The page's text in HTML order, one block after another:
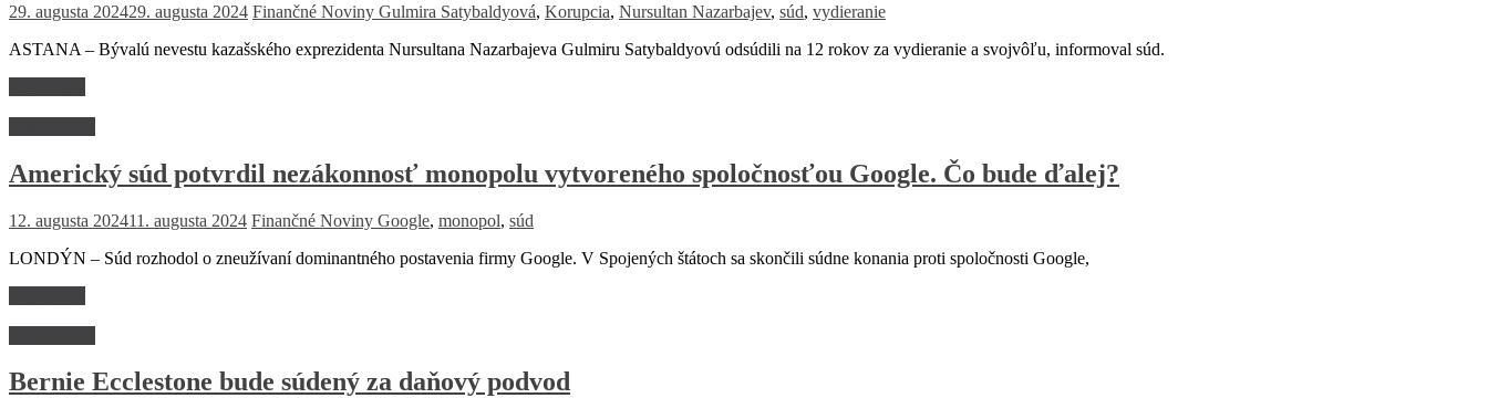
29. augusta 202429. augusta 2024 Finančné Noviny Gulmira Satybaldyová, Korupcia, Nursultan Nazarbajev, súd, vydieranie
ASTANA – Bývalú nevestu kazašského exprezidenta Nursultana Nazarbajeva Gulmiru Satybaldyovú odsúdili na 12 rokov za vydieranie a svojvôľu, informoval súd.
Americký súd potvrdil nezákonnosť monopolu vytvoreného spoločnosťou Google. Čo bude ďalej?
12. augusta 202411. augusta 2024 Finančné Noviny Google, monopol, súd
LONDÝN – Súd rozhodol o zneužívaní dominantného postavenia firmy Google. V Spojených štátoch sa skončili súdne konania proti spoločnosti Google,
Bernie Ecclestone bude súdený za daňový podvod